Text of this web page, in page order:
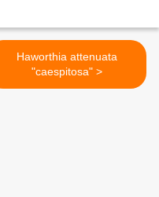
Haworthia attenuata
"caespitosa" >